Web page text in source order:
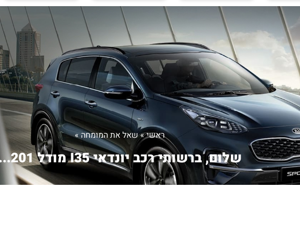
ראשי»שאל את המומחה»
שלום, ברשותי רכב יונדאי I35 מודל 201...